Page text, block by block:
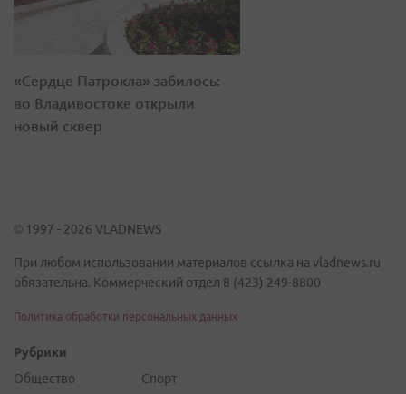
«Сердце Патрокла» забилось:
во Владивостоке открыли
новый сквер
© 1997 - 2026 VLADNEWS
При любом использовании материалов ссылка на vladnews.ru
обязательна. Коммерческий отдел 8 (423) 249-8800
Политика обработки персональных данных
Рубрики
Общество
Спорт